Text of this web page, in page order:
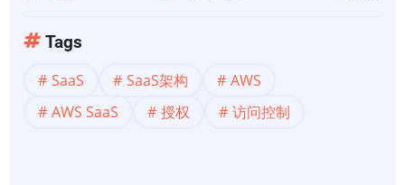
构】
多
Tags
SaaS SaaS架构
AWS
AWS SaaS
授权 访问控制